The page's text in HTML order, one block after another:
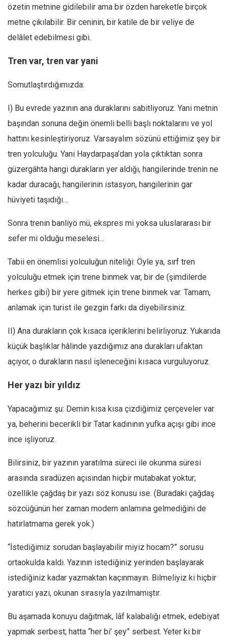
özetin metnine gidilebilir ama bir özden hareketle birçok
metne çıkılabilir. Bir ceninin, bir katile de bir veliye de
delâlet edebilmesi gibi.
Tren var, tren var yani
Somutlaştırdığımızda:
I) Bu evrede yazının ana duraklarını sabitliyoruz. Yani metnin
başından sonuna değin önemli belli başlı noktalarını ve yol
hattını kesinleştiriyoruz. Varsayalım sözünü ettiğimiz şey bir
tren yolculuğu. Yani Haydarpaşa’dan yola çıktıktan sonra
güzergâhta hangi durakların yer aldığı, hangilerinde trenin ne
kadar duracağı, hangilerinin istasyon, hangilerinin gar
hüviyeti taşıdığı…
Sonra trenin banliyö mü, ekspres mi yoksa uluslararası bir
sefer mi olduğu meselesi…
Tabii en önemlisi yolculuğun niteliği: Öyle ya, sırf tren
yolculuğu etmek için trene binmek var, bir de (şimdilerde
herkes gibi) bir yere gitmek için trene binmek var. Tamam,
anlamak için turist ile gezgin farkı da diyebilirsiniz.
II) Ana durakların çok kısaca içeriklerini belirliyoruz. Yukarıda
küçük başlıklar hâlinde yazdığımız ana durakları ufaktan
açıyor, o durakların nasıl işleneceğini kısaca vurguluyoruz.
Her yazı bir yıldız
Yapacağımız şu: Demin kısa kısa çizdiğimiz çerçeveler var
ya, beherini becerikli bir Tatar kadınının yufka açışı gibi ince
ince işliyoruz.
Bilirsiniz, bir yazının yaratılma süreci ile okunma süresi
arasında sıradüzen açısından hiçbir mutabakat yoktur;
özellikle çağdaş bir yazı söz konusu ise. (Buradaki çağdaş
sözcüğünün her zaman modern anlamına gelmediğini de
hatırlatmama gerek yok.)
“İstediğimiz sorudan başlayabilir miyiz hocam?” sorusu
ortaokulda kaldı. Yazının istediğiniz yerinden başlayarak
istediğiniz kadar yazmaktan kaçınmayın. Bilmeliyiz ki hiçbir
yaratıcı yazı, okunan sırasıyla yazılmamıştır.
Bu aşamada konuyu dağıtmak, lâf kalabalığı etmek, edebiyat
yapmak serbest; hatta “her bi’ şey” serbest. Yeter ki bir